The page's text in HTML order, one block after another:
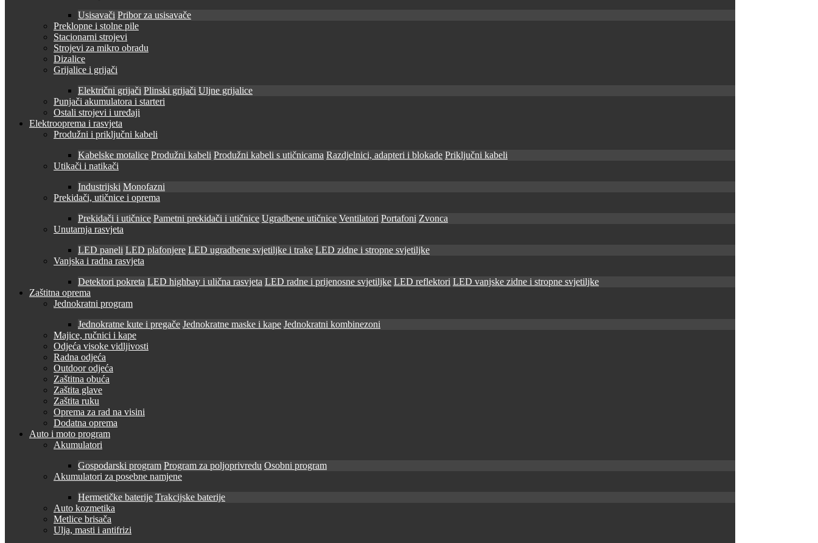
Usisavači Pribor za usisavače
Preklopne i stolne pile
Stacionarni strojevi
Strojevi za mikro obradu
Dizalice
Grijalice i grijači
Električni grijači Plinski grijači Uljne grijalice
Punjači akumulatora i starteri
Ostali strojevi i uređaji
Elektrooprema i rasvjeta
Produžni i priključni kabeli
Kabelske motalice Produžni kabeli Produžni kabeli s utičnicama Razdjelnici, adapteri i blokade Priključni kabeli
Utikači i natikači
Industrijski Monofazni
Prekidači, utičnice i oprema
Prekidači i utičnice Pametni prekidači i utičnice Ugradbene utičnice Ventilatori Portafoni Zvonca
Unutarnja rasvjeta
LED paneli LED plafonjere LED ugradbene svjetiljke i trake LED zidne i stropne svjetiljke
Vanjska i radna rasvjeta
Detektori pokreta LED highbay i ulična rasvjeta LED radne i prijenosne svjetiljke LED reflektori LED vanjske zidne i stropne svjetiljke
Zaštitna oprema
Jednokratni program
Jednokratne kute i pregače Jednokratne maske i kape Jednokratni kombinezoni
Majice, ručnici i kape
Odjeća visoke vidljivosti
Radna odjeća
Outdoor odjeća
Zaštitna obuća
Zaštita glave
Zaštita ruku
Oprema za rad na visini
Dodatna oprema
Auto i moto program
Akumulatori
Gospodarski program Program za poljoprivredu Osobni program
Akumulatori za posebne namjene
Hermetičke baterije Trakcijske baterije
Auto kozmetika
Metlice brisača
Ulja, masti i antifrizi